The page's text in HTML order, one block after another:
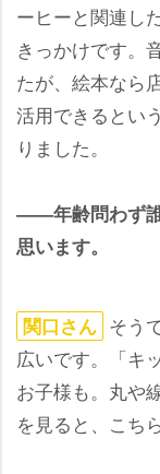
ーヒーと関連し
きっかけです。
たが、絵本なら
活用できるとい
りました。
――年齢問わず誰
思います。
関口さん そう
広いです。「キ
お子様も。丸や
を見ると、こち